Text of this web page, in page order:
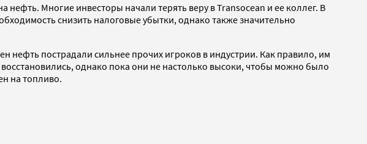
Многие инвесторы начали терять веру в Transocean и ее коллег. В
снизить налоговые убытки, однако также значительно
пострадали сильнее прочих игроков в индустрии. Как правило, им
однако пока они не настолько высоки, чтобы можно было
на топливо.